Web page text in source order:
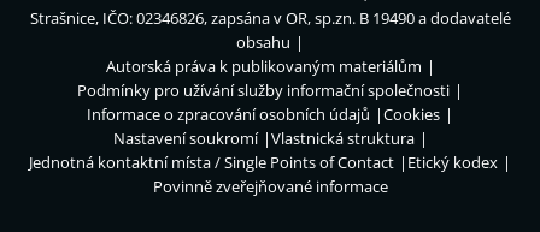
Strašnice, IČO: 02346826, zapsána v OR, sp.zn. B 19490 a dodavatelé
obsahu
Autorská práva k publikovaným materiálům
Podmínky pro užívání služby informační společnosti
Informace o zpracování osobních údajů
Cookies
Nastavení soukromí
Vlastnická struktura
Jednotná kontaktní místa / Single Points of Contact
Etický kodex
Povinně zveřejňované informace